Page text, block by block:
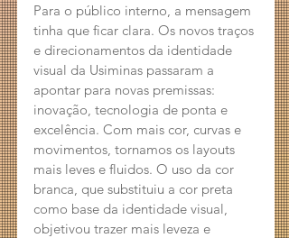
Para o público interno, a mensagem
tinha que ficar clara. Os novos traços
e direcionamentos da identidade
visual da Usiminas passaram a
apontar para novas premissas:
inovação, tecnologia de ponta e
excelência. Com mais cor, curvas e
movimentos, tornamos os layouts
mais leves e fluidos. O uso da cor
branca, que substituiu a cor preta
como base da identidade visual,
objetivou trazer mais leveza e